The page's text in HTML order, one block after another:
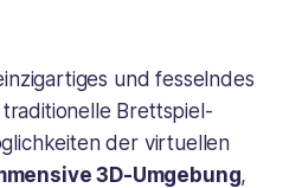
und fesselndes
Brettspiel-
der virtuellen
3D-Umgebung,